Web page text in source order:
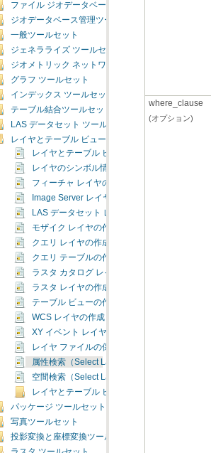
ファイル ジオデータベース ツールセット
ジオデータベース管理ツールセット
一般ツールセット
ジェネラライズ ツールセット
ジオメトリック ネットワーク ツールセット
グラフ ツールセット
インデックス ツールセット
テーブル結合ツールセット
LAS データセット ツールセット
レイヤとテーブル ビュー ツールセット
レイヤとテーブル ビュー ツールセットの概要
レイヤのシンボル情報を適用（Apply
フィーチャ レイヤの作成（Make Feature
Image Server レイヤの作成（Make Image
LAS データセット レイヤの作成（Make LAS
モザイク レイヤの作成（Make Mosaic Layer）
クエリ レイヤの作成（Make Query Layer）
クエリ テーブルの作成（Make Query Table）
ラスタ カタログ レイヤの作成（Make Raster
ラスタ レイヤの作成（Make Raster Layer）
テーブル ビューの作成（Make Table View）
WCS レイヤの作成（Make WCS Layer）
XY イベント レイヤの作成（Make XY Event
レイヤ ファイルの保存（Save To Layer File）
属性検索（Select Layer By Attribute）
空間検索（Select Layer By Location）
レイヤとテーブル ビュー ツールセットの概念
パッケージ ツールセット
写真ツールセット
投影変換と座標変換ツールセット
where_clause
(オプション)